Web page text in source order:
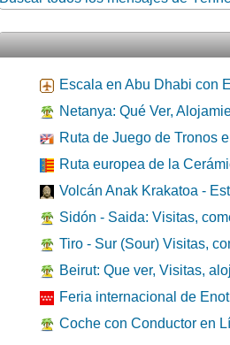
Escala en Abu Dhabi con
Netanya: Qué Ver,
Ruta de Juego de Tronos
Ruta europea de la
Volcán Anak Krakatoa -
Sidón - Saida: Visitas,
Tiro - Sur (Sour) Visitas,
Beirut: Que ver, Visitas,
Feria internacional de
Coche con Conductor en